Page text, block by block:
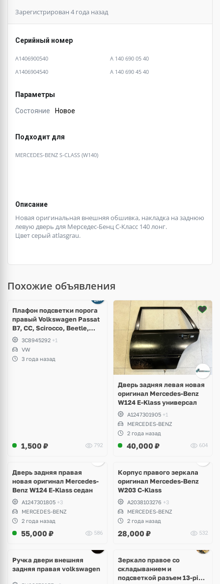
Зарегистрирован 4 года назад
Серийный номер
A1406900540
A 140 690 05 40
A1406904540
A 140 690 45 40
Параметры
Состояние Новое
Подходит для
MERCEDES-BENZ S-CLASS (W140)
Описание
Новая оригинальная внешняя обшивка, накладка на заднюю
левую дверь для Мерседес-Бенц С-Класс 140 лонг.
Цвет серый atlasgrau.
Похожие объявления
Плафон подсветки порога
правый Volkswagen Passat
B7, CC, Scirocco, Beetle,
Jetta3C8945292 +1
VW
3 года назад
1,500 ₽ 792
Дверь задняя левая новая
оригинал Mercedes-Benz
W124 E-Klass универсал
A1247301905 +1
MERCEDES-BENZ
2 года назад
40,000 ₽ 604
Дверь задняя правая
новая оригинал Mercedes-
Benz W124 E-Klass седан
A1247301805 +3
MERCEDES-BENZ
2 года назад
55,000 ₽ 586
Корпус правого зеркала
оригинал Mercedes-Benz
W203 C-Klass
A2038103276 +3
MERCEDES-BENZ
2 года назад
28,000 ₽ 532
Ручка двери внешняя
задняя правая volkswagen
Зеркало правое со
складыванием и
подсветкой разъем 13-pin